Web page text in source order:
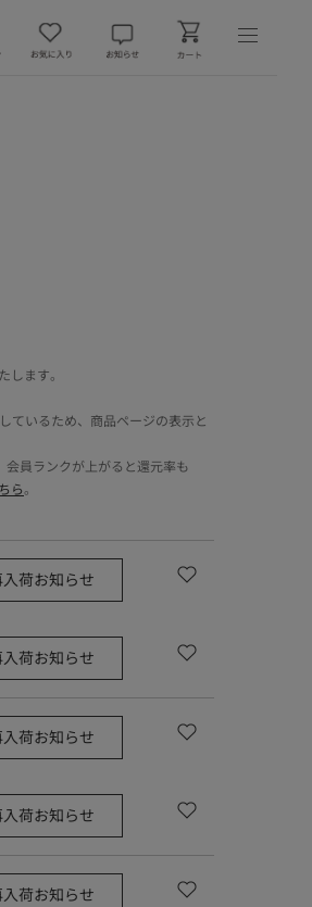
ます。
ているため、商品ページの表示と
員ランクが上がると還元率も
ら。
荷お知らせ
荷お知らせ
荷お知らせ
荷お知らせ
荷お知らせ